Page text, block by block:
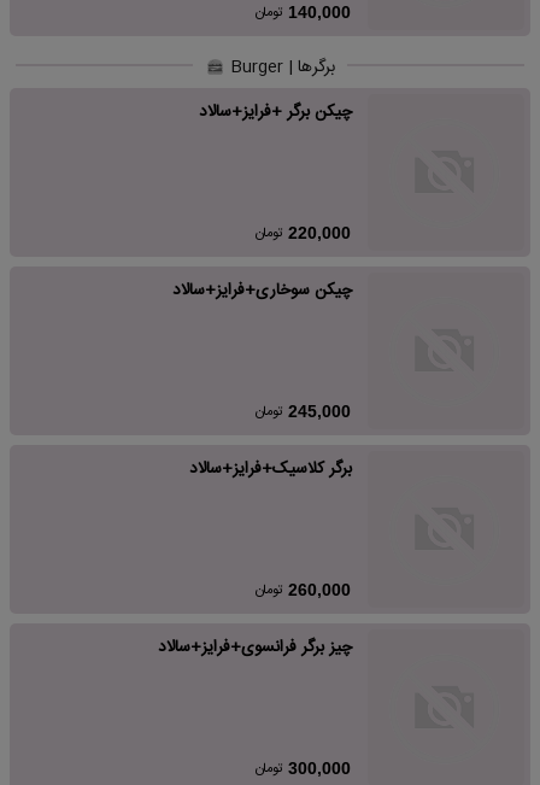
140,000 تومان
برگرها | Burger
چیکن برگر +فرایز+سالاد
220,000 تومان
چیکن سوخاری+فرایز+سالاد
245,000 تومان
برگر کلاسیک+فرایز+سالاد
260,000 تومان
چیز برگر فرانسوی+فرایز+سالاد
300,000 تومان